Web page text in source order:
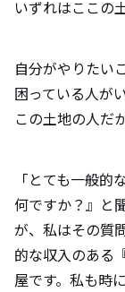
いずれはここの
自分がやりたい
困っている人が
この土地の人だ
「とても一般
何ですか？』と
が、私はその質
的な収入のある
屋です。私も時